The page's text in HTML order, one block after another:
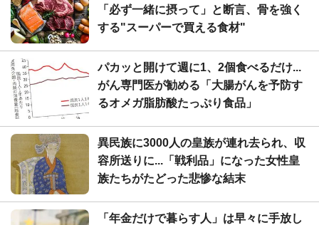
「必ず一緒に摂って」と断言、骨を強く
する"スーパーで買える食材"
パカッと開けて週に1、2個食べるだけ...
がん専門医が勧める「大腸がんを予防す
るオメガ脂肪酸たっぷり食品」
異民族に3000人の皇族が連れ去られ、収
容所送りに...「戦利品」になった女性皇
族たちがたどった悲惨な結末
「年金だけで暮らす人」は早々に手放し